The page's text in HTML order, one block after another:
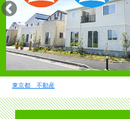
東京都 不動産